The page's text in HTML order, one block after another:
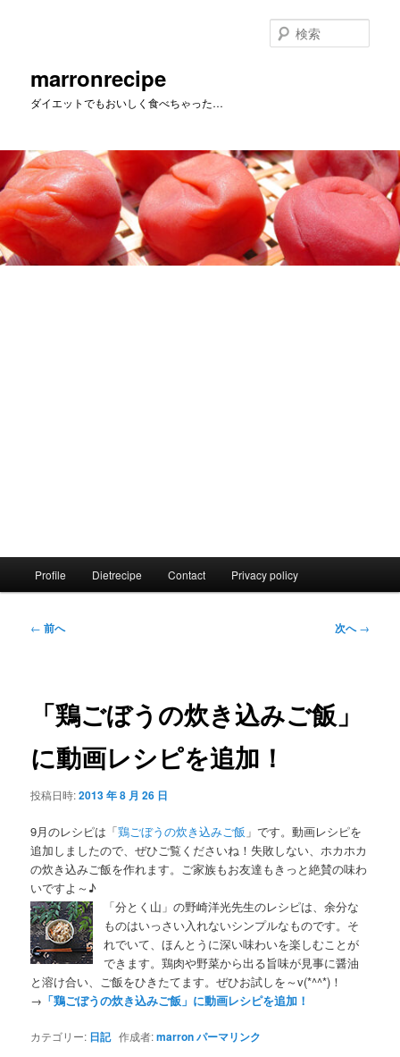
へ
移
動
marronrecipe
ダイエットでもおいしく食べちゃった…
索
Profile Dietrecipe Contact Privacy policy
投
ョ
ン
← 前へ 次へ→
「鶏ごぼうの炊き込みご飯」
に動画レシピを追加！
投稿日時:2013 年 8 月 26 日
9月のレシピは「鶏ごぼうの炊き込みご飯 」です。動画レシピを
追加しましたので、ぜひご覧くださいね！失敗しない、ホカホカ
の炊き込みご飯を作れます。ご家族もお友達もきっと絶賛の味わ
いですよ～♪
「分とく山」の野崎洋光先生のレシピは、余分な
ものはいっさい入れないシンプルなものです。そ
れでいて、ほんとうに深い味わいを楽しむことが
できます。鶏肉や野菜から出る旨味が見事に醤油
と溶け合い、ご飯をひきたてます。ぜひお試しを～v(*^^*)！
→ 「鶏ごぼうの炊き込みご飯」に動画レシピを追加！
カテゴリー: 日記作成者:marronパーマリンク